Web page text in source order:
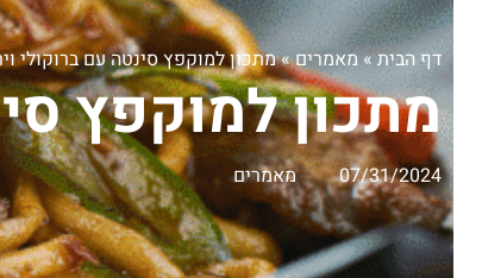
דף הבית»מאמרים»מתכון למוקפץ סינטה עם ברוקולי
מתכון למוקפץ
07/31/2024 מאמרים